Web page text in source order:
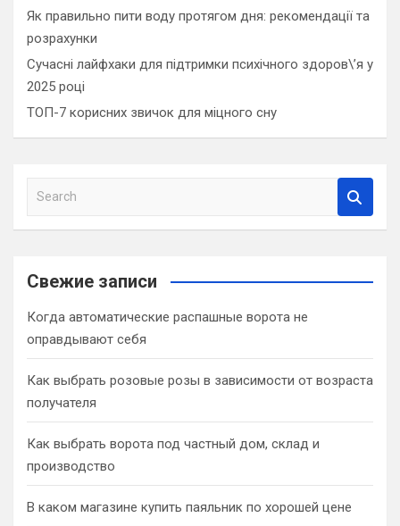
Як правильно пити воду протягом дня: рекомендації та
розрахунки
Сучасні лайфхаки для підтримки психічного здоров\’я у
2025 році
ТОП-7 корисних звичок для міцного сну
a
c
Свежие записи
Когда автоматические распашные ворота не
оправдывают себя
Как выбрать розовые розы в зависимости от возраста
получателя
Как выбрать ворота под частный дом, склад и
производство
В каком магазине купить паяльник по хорошей цене